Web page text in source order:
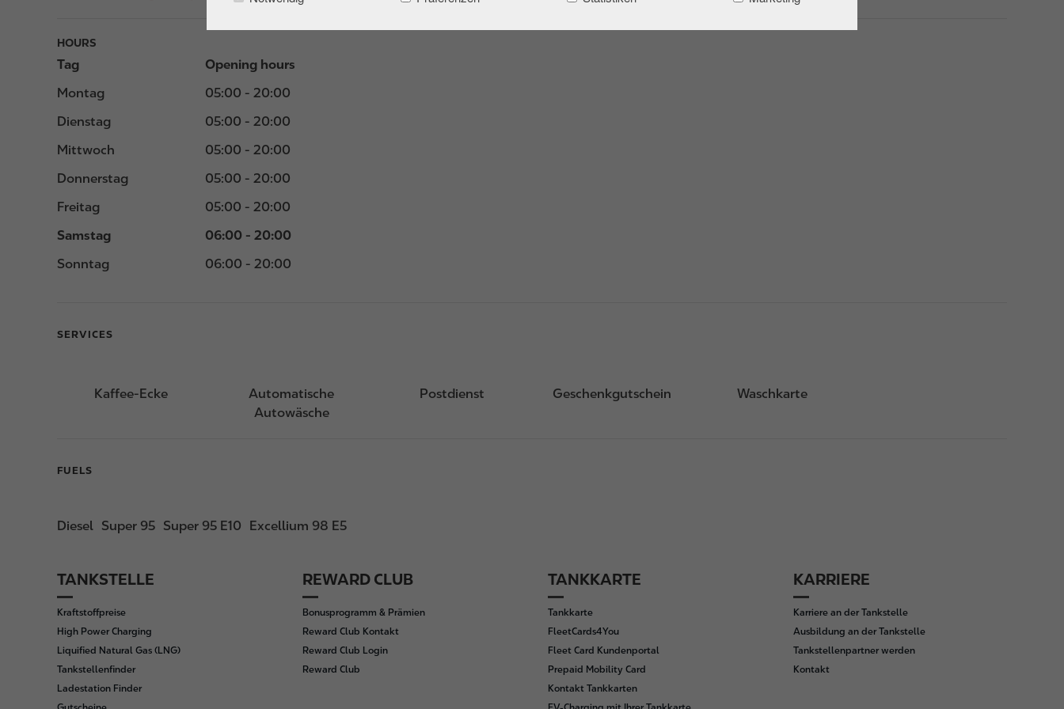
HOURS
Tag
Opening hours
Montag
05:00 - 20:00
Dienstag
05:00 - 20:00
Mittwoch
05:00 - 20:00
Donnerstag
05:00 - 20:00
Freitag
05:00 - 20:00
Samstag
06:00 - 20:00
Sonntag
06:00 - 20:00
SERVICES
Kaffee-Ecke
Automatische
Autowäsche
Postdienst Geschenkgutschein Waschkarte
FUELS
Diesel Super 95 Super 95 E10 Excellium 98 E5
F
o
o
t
e
r
TANKSTELLE
Kraftstoffpreise
High Power Charging
Liquified Natural Gas (LNG)
Tankstellenfinder
Ladestation Finder
REWARD CLUB
Bonusprogramm & Prämien
Reward Club Kontakt
Reward Club Login
Reward Club
TANKKARTE
Tankkarte
FleetCards4You
Fleet Card Kundenportal
Prepaid Mobility Card
Kontakt Tankkarten
KARRIERE
Karriere an der Tankstelle
Ausbildung an der Tankstelle
Tankstellenpartner werden
Kontakt